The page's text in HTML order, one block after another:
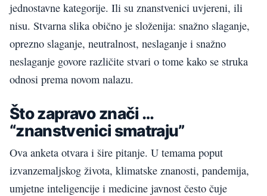
jednostavne kategorije. Ili su znanstvenici uvjereni, ili
nisu. Stvarna slika obično je složenija: snažno slaganje,
oprezno slaganje, neutralnost, neslaganje i snažno
neslaganje govore različite stvari o tome kako se struka
odnosi prema novom nalazu.
Što zapravo znači …
“znanstvenici smatraju”
Ova anketa otvara i šire pitanje. U temama poput
izvanzemaljskog života, klimatske znanosti, pandemija,
umjetne inteligencije i medicine javnost često čuje